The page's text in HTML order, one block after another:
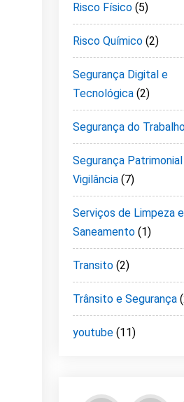
Risco Físico (5)
Risco Químico (2)
Segurança Digital e
Tecnológica (2)
Segurança do
Segurança
Vigilância (7)
Serviços de Limpeza e
Saneamento (1)
Transito (2)
Trânsito e Segurança
youtube (11)